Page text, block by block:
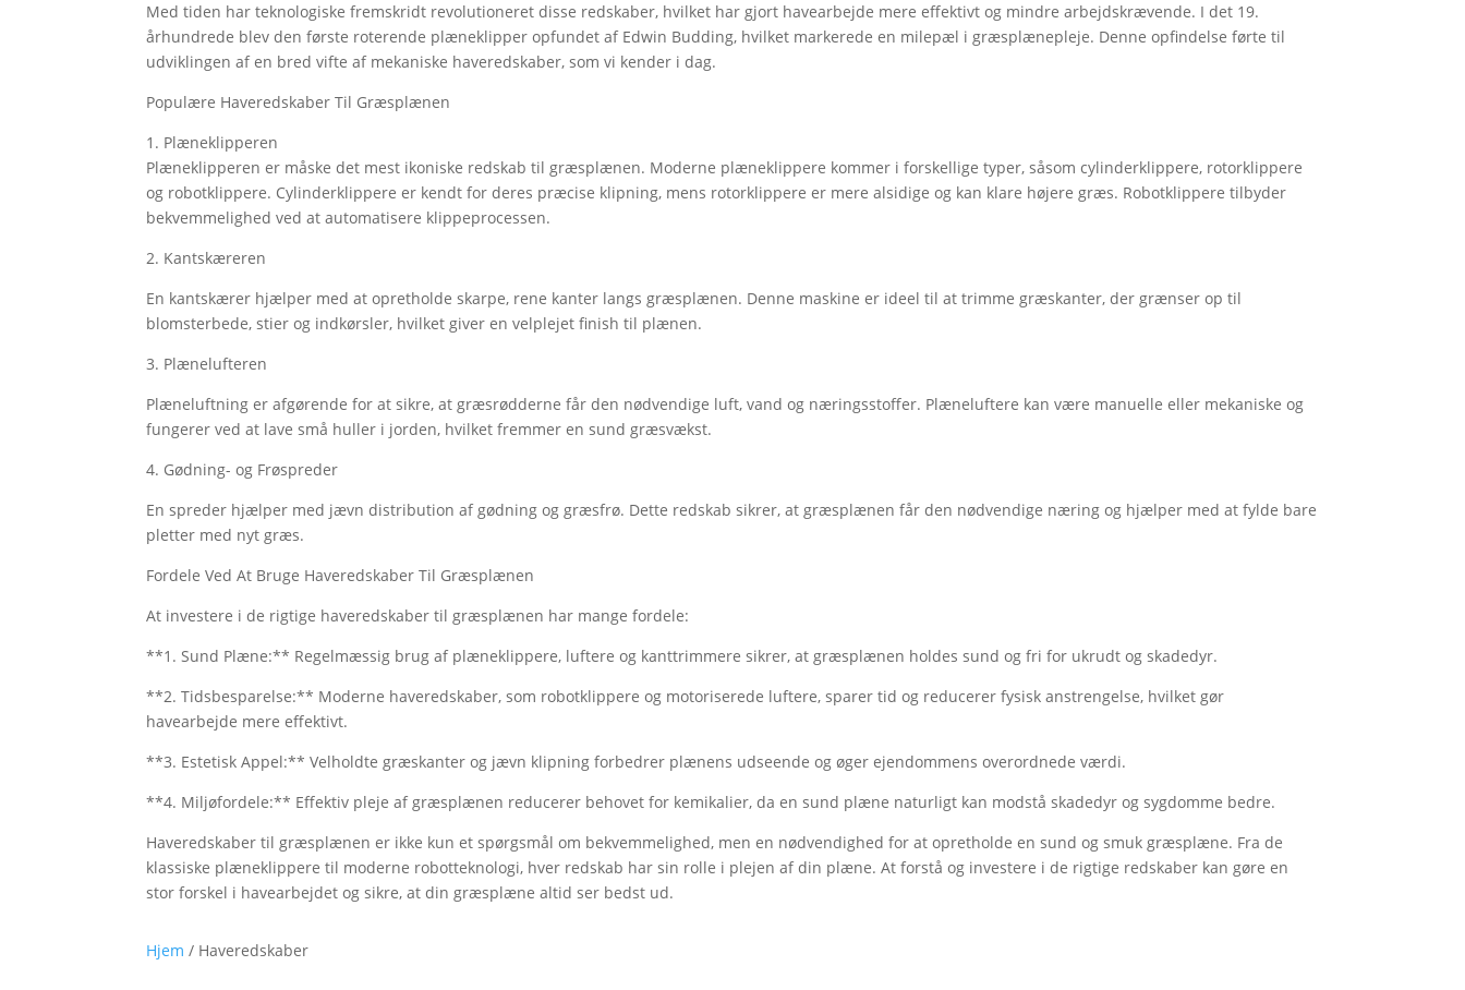
Med tiden har teknologiske fremskridt revolutioneret disse redskaber, hvilket har gjort havearbejde mere effektivt og mindre arbejdskrævende. I det 19.
århundrede blev den første roterende plæneklipper opfundet af Edwin Budding, hvilket markerede en milepæl i græsplænepleje. Denne opfindelse førte til
udviklingen af en bred vifte af mekaniske haveredskaber, som vi kender i dag.
Populære Haveredskaber Til Græsplænen
1. Plæneklipperen
Plæneklipperen er måske det mest ikoniske redskab til græsplænen. Moderne plæneklippere kommer i forskellige typer, såsom cylinderklippere, rotorklippere
og robotklippere. Cylinderklippere er kendt for deres præcise klipning, mens rotorklippere er mere alsidige og kan klare højere græs. Robotklippere tilbyder
bekvemmelighed ved at automatisere klippeprocessen.
2. Kantskæreren
En kantskærer hjælper med at opretholde skarpe, rene kanter langs græsplænen. Denne maskine er ideel til at trimme græskanter, der grænser op til
blomsterbede, stier og indkørsler, hvilket giver en velplejet finish til plænen.
3. Plænelufteren
Plæneluftning er afgørende for at sikre, at græsrødderne får den nødvendige luft, vand og næringsstoffer. Plæneluftere kan være manuelle eller mekaniske og
fungerer ved at lave små huller i jorden, hvilket fremmer en sund græsvækst.
4. Gødning- og Frøspreder
En spreder hjælper med jævn distribution af gødning og græsfrø. Dette redskab sikrer, at græsplænen får den nødvendige næring og hjælper med at fylde bare
pletter med nyt græs.
Fordele Ved At Bruge Haveredskaber Til Græsplænen
At investere i de rigtige haveredskaber til græsplænen har mange fordele:
**1. Sund Plæne:** Regelmæssig brug af plæneklippere, luftere og kanttrimmere sikrer, at græsplænen holdes sund og fri for ukrudt og skadedyr.
**2. Tidsbesparelse:** Moderne haveredskaber, som robotklippere og motoriserede luftere, sparer tid og reducerer fysisk anstrengelse, hvilket gør
havearbejde mere effektivt.
**3. Estetisk Appel:** Velholdte græskanter og jævn klipning forbedrer plænens udseende og øger ejendommens overordnede værdi.
**4. Miljøfordele:** Effektiv pleje af græsplænen reducerer behovet for kemikalier, da en sund plæne naturligt kan modstå skadedyr og sygdomme bedre.
Haveredskaber til græsplænen er ikke kun et spørgsmål om bekvemmelighed, men en nødvendighed for at opretholde en sund og smuk græsplæne. Fra de
klassiske plæneklippere til moderne robotteknologi, hver redskab har sin rolle i plejen af din plæne. At forstå og investere i de rigtige redskaber kan gøre en
stor forskel i havearbejdet og sikre, at din græsplæne altid ser bedst ud.
Hjem / Haveredskaber